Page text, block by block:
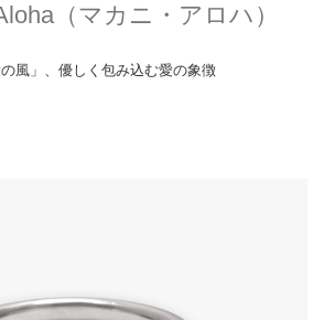
（マカニ・アロハ）
の風」、優しく包み込む愛の象徴